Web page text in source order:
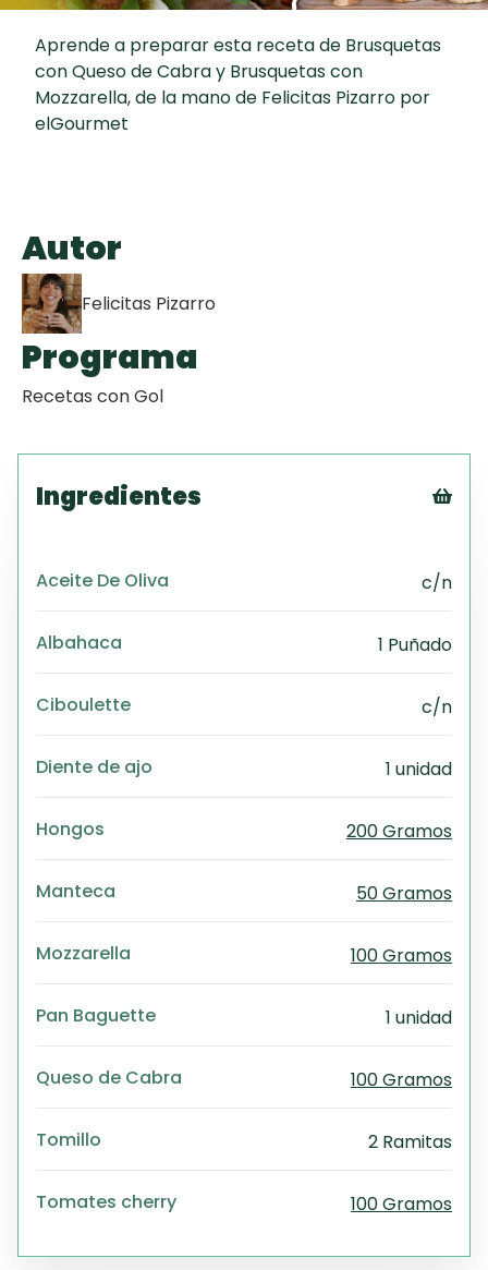
Key Lime Pie
Galletas con
Todas las
recetas
Aprende a preparar esta receta de Brusquetas
con Queso de Cabra y Brusquetas con
Mozzarella, de la mano de Felicitas Pizarro por
elGourmet
Autor
Felicitas Pizarro
Programa
Recetas con Gol
Ingredientes
Aceite De Oliva c/n
Albahaca 1 Puñado
Ciboulette c/n
Diente de ajo 1 unidad
Hongos 200 Gramos
Manteca 50 Gramos
Mozzarella 100 Gramos
Pan Baguette 1 unidad
Queso de Cabra 100 Gramos
Tomillo 2 Ramitas
Tomates cherry 100 Gramos